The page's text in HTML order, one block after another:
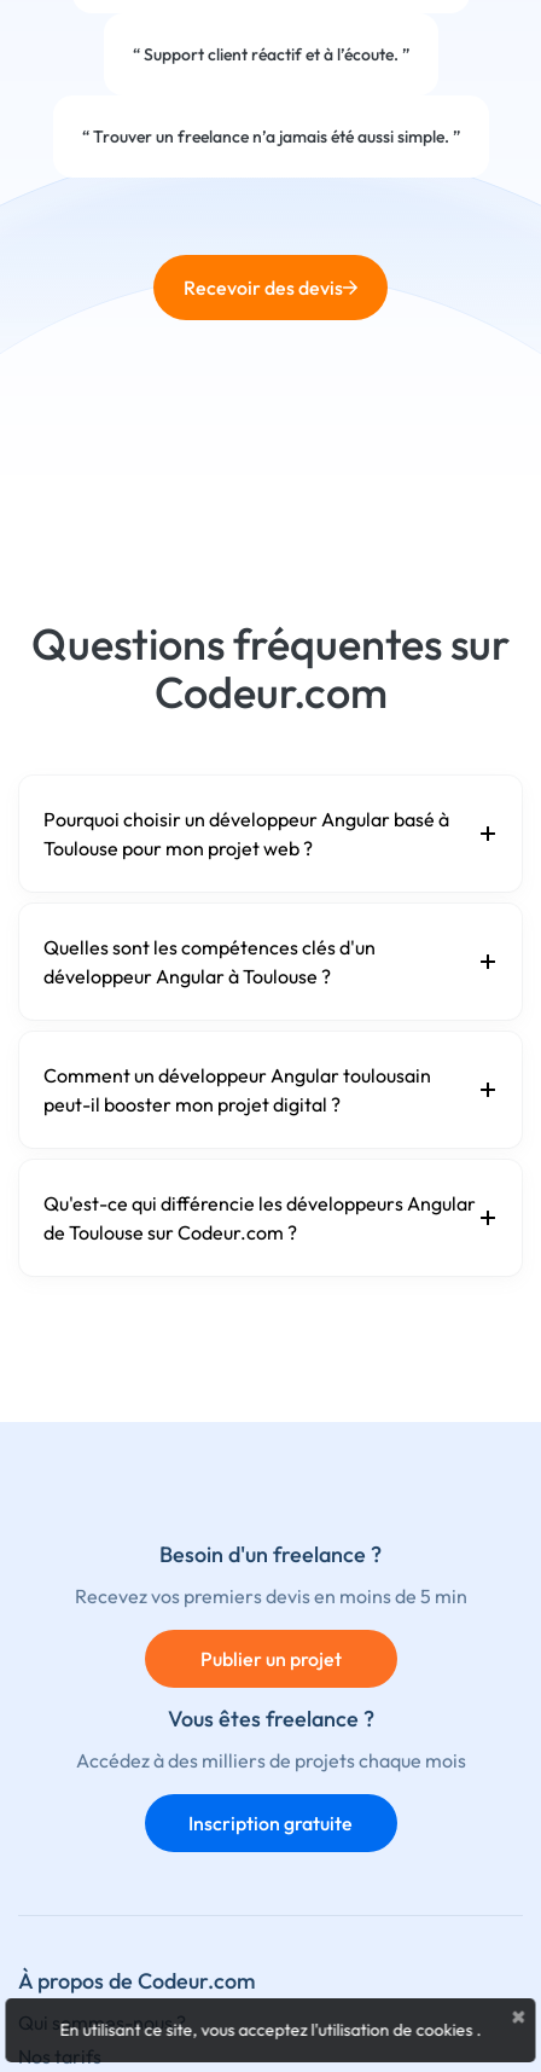
“Support client réactif et à l’écoute. ”
“Trouver un freelance n’a jamais été aussi simple. ”
Recevoir des devis
Questions fréquentes sur
Codeur.com
Pourquoi choisir un développeur Angular basé à
Toulouse pour mon projet web ?
Quelles sont les compétences clés d'un
développeur Angular à Toulouse ?
Comment un développeur Angular toulousain
peut-il booster mon projet digital ?
Qu'est-ce qui différencie les développeurs Angular
de Toulouse sur Codeur.com ?
Besoin d'un freelance ?
Recevez vos premiers devis en moins de 5 min
Publier un projet
Vous êtes freelance ?
Accédez à des milliers de projets chaque mois
Inscription gratuite
À propos de Codeur.com
Qui sommes-nous ?
Nos tarifs
×
En utilisant ce site, vous acceptez l'utilisation de cookies.